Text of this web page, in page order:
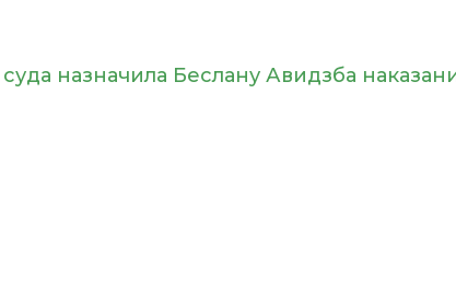
назначила Беслану Авидзба